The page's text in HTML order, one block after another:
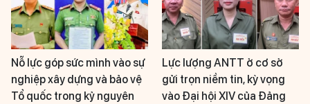
Nỗ lực góp sức mình vào sự
nghiệp xây dựng và bảo vệ
Tổ quốc trong kỷ nguyên
Lực lượng ANTT ở cơ sở
gửi trọn niềm tin, kỳ vọng
vào Đại hội XIV của Đảng